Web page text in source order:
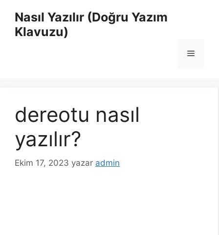
Nasıl Yazılır (Doğru Yazım
Klavuzu)
Menü
dereotu nasıl
yazılır?
Ekim 17, 2023 yazar admin